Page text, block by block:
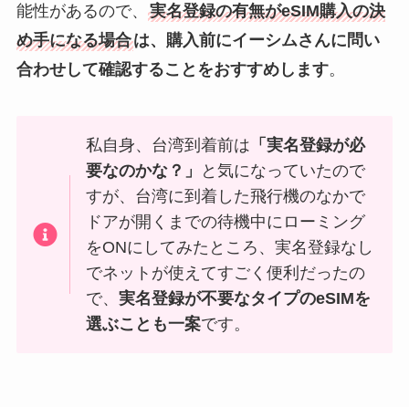
能性があるので、 実名登録の有無がeSIM購入の決
め手になる場合は、購入前にイーシムさんに問い
合わせして確認することをおすすめします。
私自身、台湾到着前は 「実名登録が必
要なのかな？」
と気になっていたので
すが、台湾に到着した飛行機のなかで
ドアが開くまでの待機中にローミング
をONにしてみたところ、実名登録なし
でネットが使えてすごく便利だったの
で、実名登録が不要なタイプのeSIMを
選ぶことも一案です。